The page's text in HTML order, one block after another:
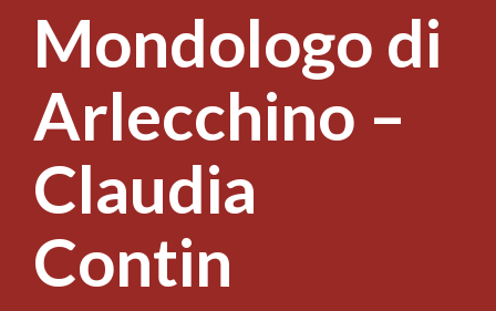
principale
Mondologo di
Arlecchino –
Claudia
Contin